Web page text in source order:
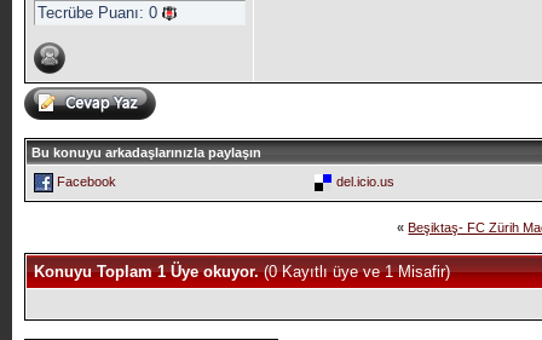
Tecrübe Puanı: 0
Bu konuyu arkadaşlarınızla paylaşın
Facebook
del.icio.us
« Beşiktaş- FC Zürih
Konuyu Toplam 1 Üye okuyor.(0 Kayıtlı üye ve 1 Misafir)